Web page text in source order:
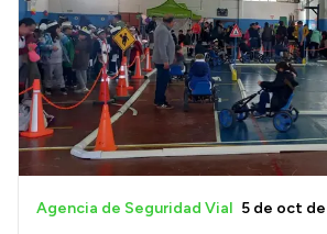
Agencia de Seguridad Vial 5 de oct